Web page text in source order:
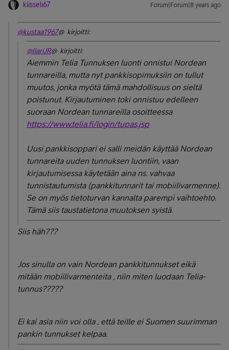
kiisseli67 Forum|Forum|8 years ago
@kustaa1967@ kirjoitti:
@IlariJR@ kirjoitti:
Aiemmin Telia Tunnuksen luonti onnistui Nordean
tunnareilla, mutta nyt pankkisopimuksiin on tullut
muutos, jonka myötä tämä mahdollisuus on sieltä
poistunut. Kirjautuminen toki onnistuu edelleen
suoraan Nordean tunnareilla osoitteessa
https://www.telia.fi/login/tupas.jsp
Uusi pankkisoppari ei salli meidän käyttää Nordean
tunnareita uuden tunnuksen luontiin, vaan
kirjautumisessa käytetään aina ns. vahvaa
tunnistautumista (pankkitunnarit tai mobiilivarmenne).
Se on myös tietoturvan kannalta parempi vaihtoehto.
Tämä siis taustatietona muutoksen syistä.
Siis häh???
Jos sinulla on vain Nordean pankkitunnukset eikä
mitään mobiilivarmenteita , niin miten luodaan Telia-
tunnus?????
Ei kai asia niin voi olla , että teille ei Suomen suurimman
pankin tunnukset kelpaa.